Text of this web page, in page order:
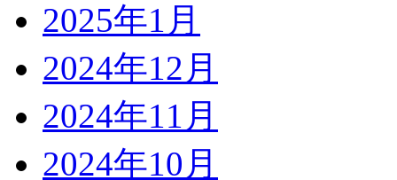
2025年1月
2024年12月
2024年11月
2024年10月